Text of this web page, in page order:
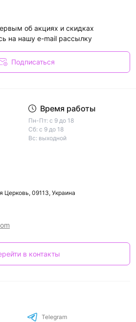
об акциях и скидках
на нашу e-mail рассылку
Подписаться
Время работы
Пн-Пт: с 9 до 18
Сб: с 9 до 18
Вс: выходной
Церковь, 09113, Украина
в контакты
Telegram